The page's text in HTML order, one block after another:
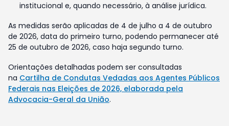
institucional e, quando necessário, à análise jurídica.
As medidas serão aplicadas de 4 de julho a 4 de outubro
de 2026, data do primeiro turno, podendo permanecer até
25 de outubro de 2026, caso haja segundo turno.
Orientações detalhadas podem ser consultadas
na Cartilha de Condutas Vedadas aos Agentes Públicos
Federais nas Eleições de 2026, elaborada pela
Advocacia-Geral da União.